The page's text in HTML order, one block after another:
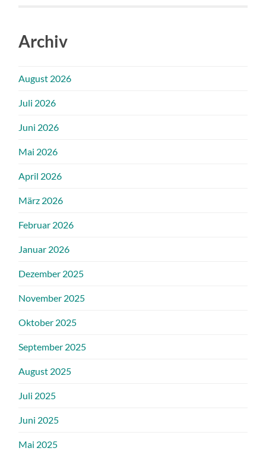
Archiv
August 2026
Juli 2026
Juni 2026
Mai 2026
April 2026
März 2026
Februar 2026
Januar 2026
Dezember 2025
November 2025
Oktober 2025
September 2025
August 2025
Juli 2025
Juni 2025
Mai 2025